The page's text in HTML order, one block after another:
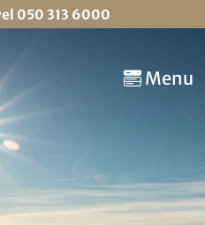
050 313 6000
Menu